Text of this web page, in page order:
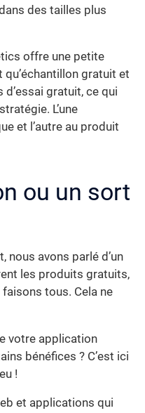
des tailles plus
offre une petite
gratuit et
gratuit, ce qui
L’une
et l’autre au produit
ou un sort
nous avons parlé d’un
les produits gratuits,
faisons tous. Cela ne
votre application
bénéfices ? C’est ici
!
et applications qui